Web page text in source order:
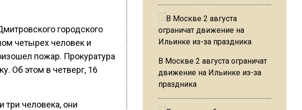
городского
четырех человек и
пожар. Прокуратура
Об этом в четверг, 16
человека, они
В Москве 2 августа ограничат
движение на Ильинке из-за
праздника